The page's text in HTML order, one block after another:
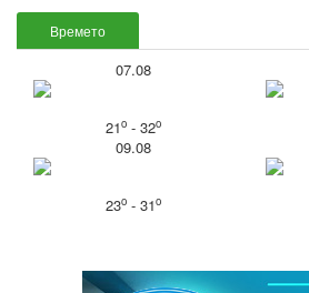
Времето
07.08
21o- 32o
09.08
23o- 31o